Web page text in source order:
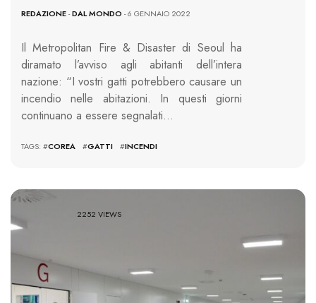
REDAZIONE-DAL MONDO - 6 GENNAIO 2022
Il Metropolitan Fire & Disaster di Seoul ha
diramato l’avviso agli abitanti dell’intera
nazione: “I vostri gatti potrebbero causare un
incendio nelle abitazioni. In questi giorni
continuano a essere segnalati…
TAGS: #COREA #GATTI #INCENDI
2252 VIEWS